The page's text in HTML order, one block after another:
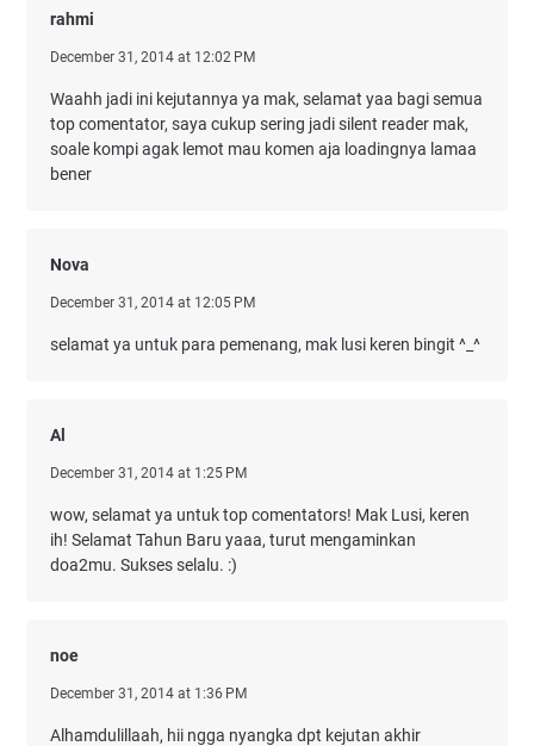
rahmi
December 31, 2014 at 12:02 PM
Waahh jadi ini kejutannya ya mak, selamat yaa bagi semua
top comentator, saya cukup sering jadi silent reader mak,
soale kompi agak lemot mau komen aja loadingnya lamaa
bener
Nova
December 31, 2014 at 12:05 PM
selamat ya untuk para pemenang, mak lusi keren bingit ^_^
Al
December 31, 2014 at 1:25 PM
wow, selamat ya untuk top comentators! Mak Lusi, keren
ih! Selamat Tahun Baru yaaa, turut mengaminkan
doa2mu. Sukses selalu. :)
noe
December 31, 2014 at 1:36 PM
Alhamdulillaah, hii ngga nyangka dpt kejutan akhir